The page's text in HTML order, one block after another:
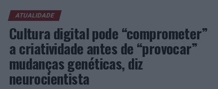
ATUALIDADE
Cultura digital pode “comprometer”
a criatividade antes de “provocar”
mudanças genéticas, diz
neurocientista